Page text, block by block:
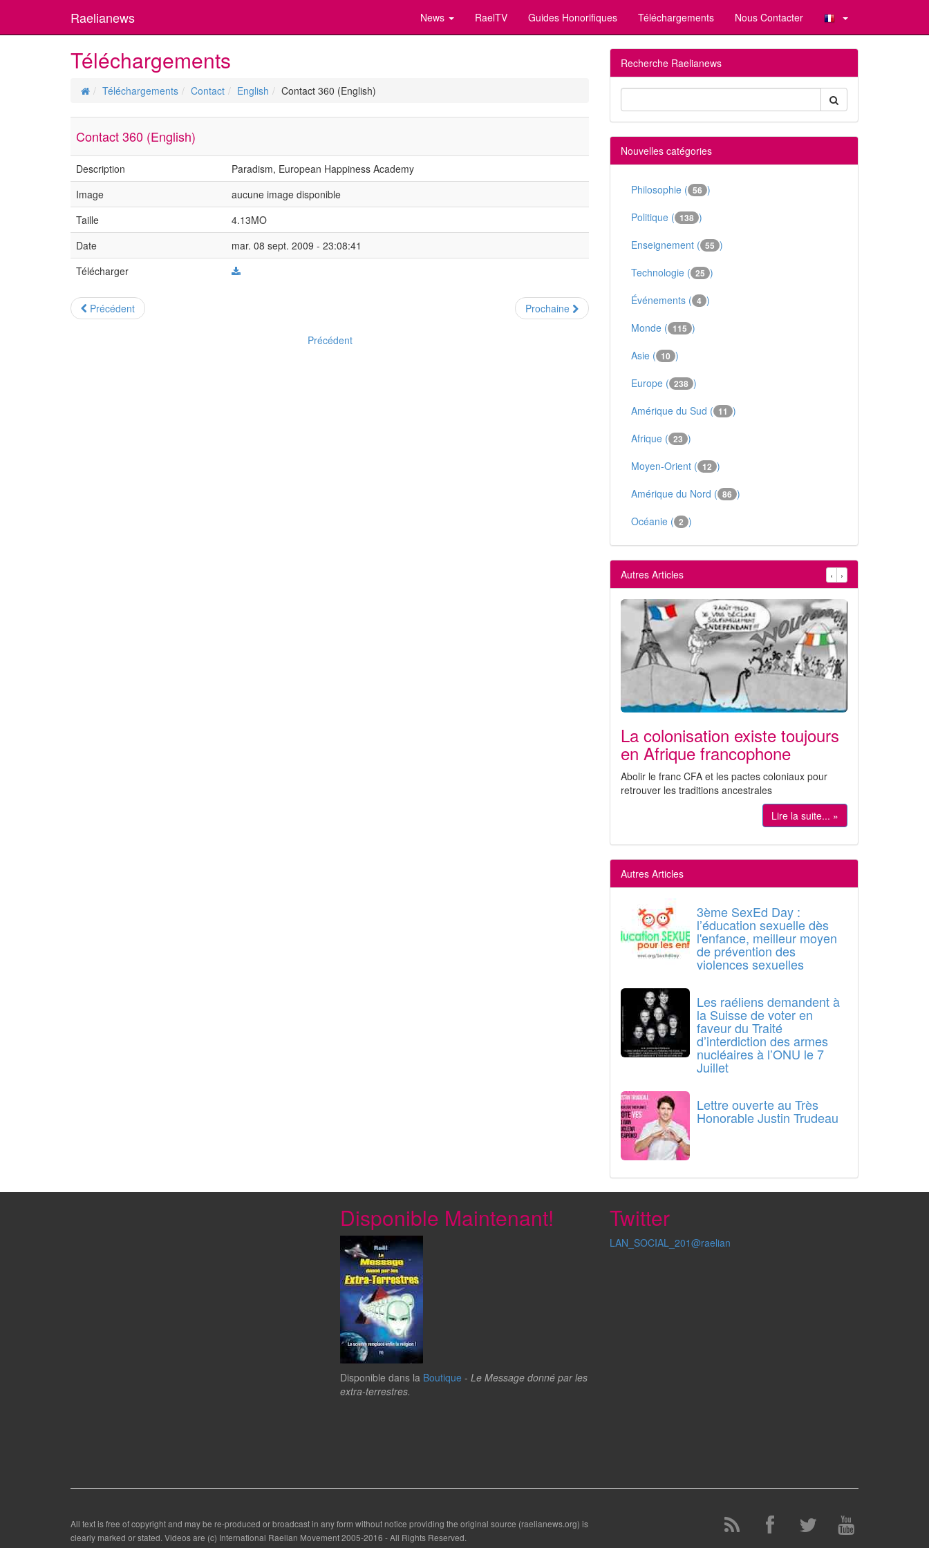
Raelianews News RaelTV Guides Honorifiques Téléchargements Nous Contacter
Téléchargements
Téléchargements Contact English Contact 360 (English)
Contact 360 (English)
Description
Paradism, European Happiness Academy
Image
aucune image disponible
Taille
4.13MO
Date
mar. 08 sept. 2009 - 23:08:41
Télécharger
Précédent Prochaine
Précédent
Recherche Raelianews
Nouvelles catégories
Philosophie ( 56 )
Politique ( 138 )
Enseignement ( 55 )
Technologie ( 25 )
Événements ( 4 )
Monde ( 115 )
Asie ( 10 )
Europe ( 238 )
Amérique du Sud ( 11 )
Afrique ( 23 )
Moyen-Orient ( 12 )
Amérique du Nord ( 86 )
Océanie ( 2 )
Autres Articles ‹ ›
La colonisation existe toujours
en Afrique francophone
Abolir le franc CFA et les pactes coloniaux pour
retrouver les traditions ancestrales
Lire la suite... »
Autres Articles
3ème SexEd Day :
l’éducation sexuelle dès
l'enfance, meilleur moyen
de prévention des
violences sexuelles
Les raéliens demandent à
la Suisse de voter en
faveur du Traité
d’interdiction des armes
nucléaires à l’ONU le 7
Juillet
Lettre ouverte au Très
Honorable Justin Trudeau
Disponible Maintenant!
Disponible dans la Boutique - Le Message donné par les
extra-terrestres.
Twitter
LAN_SOCIAL_201@raelian
All text is free of copyright and may be re-produced or broadcast in any form without notice providing the original source (raelianews.org) is
clearly marked or stated. Videos are (c) International Raelian Movement 2005-2016 - All Rights Reserved.